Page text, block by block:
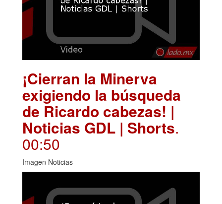
¡Cierran la Minerva
exigiendo la búsqueda
de Ricardo cabezas! |
Noticias GDL | Shorts.
00:50
Imagen Noticias